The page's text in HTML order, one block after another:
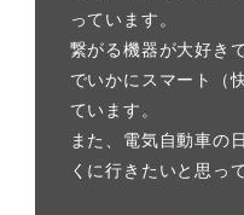
っています。
繋がる機器が大好き
でいかにスマート（
ています。
また、電気自動車の
くに行きたいと思っ